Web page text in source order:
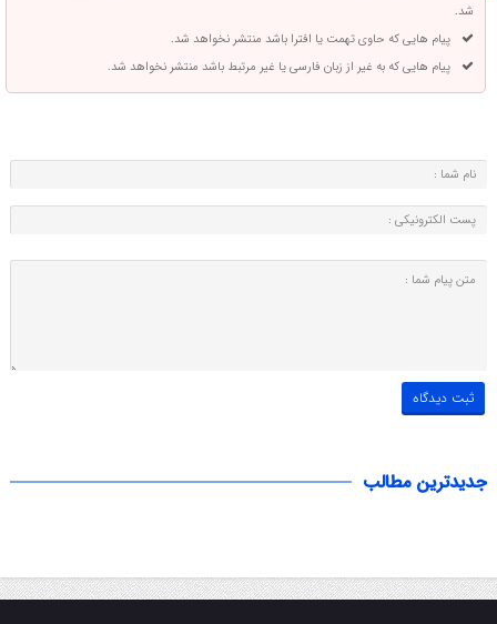
شد.
پیام هایی که حاوی تهمت یا افترا باشد منتشر نخواهد شد.
پیام هایی که به غیر از زبان فارسی یا غیر مرتبط باشد منتشر نخواهد شد.
جدیدترین مطالب